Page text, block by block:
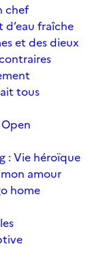
chef
d’eau fraîche
et des dieux
tous
: Vie héroïque
amour
home